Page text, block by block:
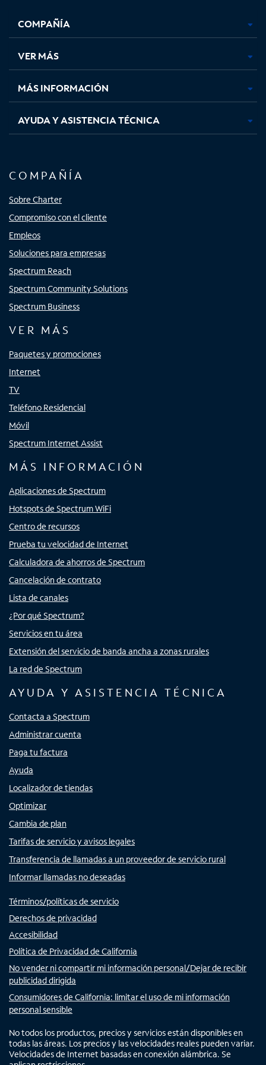
abre
en
pestaña
nueva
abre
en
pestaña
nueva
abre
en
pestaña
nueva
en
nueva
COMPAÑÍA
VER MÁS
MÁS INFORMACIÓN
AYUDA Y ASISTENCIA TÉCNICA
COMPAÑÍA
Sobre Charter
Compromiso con el cliente
Empleos
Soluciones para empresas
Spectrum Reach
Spectrum Community Solutions
Spectrum Business
VER MÁS
Paquetes y promociones
Internet
TV
Teléfono Residencial
Móvil
Spectrum Internet Assist
MÁS INFORMACIÓN
Aplicaciones de Spectrum
Hotspots de Spectrum WiFi
Centro de recursos
Prueba tu velocidad de Internet
Calculadora de ahorros de Spectrum
Cancelación de contrato
Lista de canales
¿Por qué Spectrum?
Servicios en tu área
Extensión del servicio de banda ancha a zonas rurales
La red de Spectrum
AYUDA Y ASISTENCIA TÉCNICA
Contacta a Spectrum
Administrar cuenta
Paga tu factura
Ayuda
Localizador de tiendas
Optimizar
Cambia de plan
Tarifas de servicio y avisos legales
Transferencia de llamadas a un proveedor de servicio rural
Informar llamadas no deseadas
Términos/políticas de servicio
Derechos de privacidad
Accesibilidad
Política de Privacidad de California
No vender ni compartir mi información personal/Dejar de recibir
publicidad dirigida
Consumidores de California: limitar el uso de mi información
personal sensible
No todos los productos, precios y servicios están disponibles en
todas las áreas. Los precios y las velocidades reales pueden variar.
Velocidades de Internet basadas en conexión alámbrica. Se